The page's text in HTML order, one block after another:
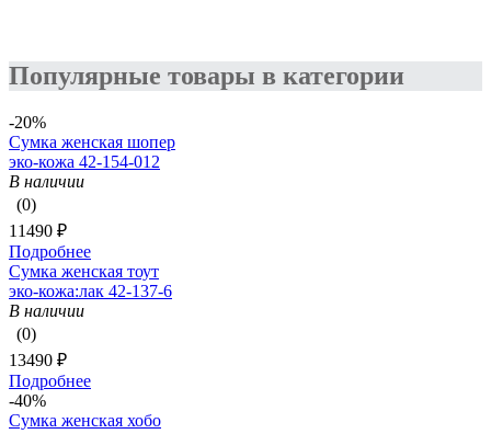
Популярные товары в категории
-20%
Сумка женская шопер
эко-кожа 42-154-012
В наличии
(0)
11490 ₽
Подробнее
Сумка женская тоут
эко-кожа:лак 42-137-6
В наличии
(0)
13490 ₽
Подробнее
-40%
Сумка женская хобо